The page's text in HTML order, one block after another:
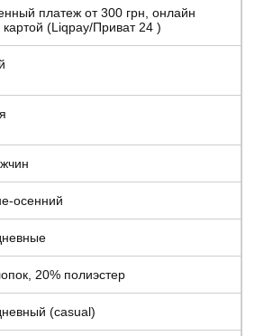
платеж от 300 грн, онлайн
картой (Liqpay/Приват 24 )
осенний
20% полиэстер
(casual)